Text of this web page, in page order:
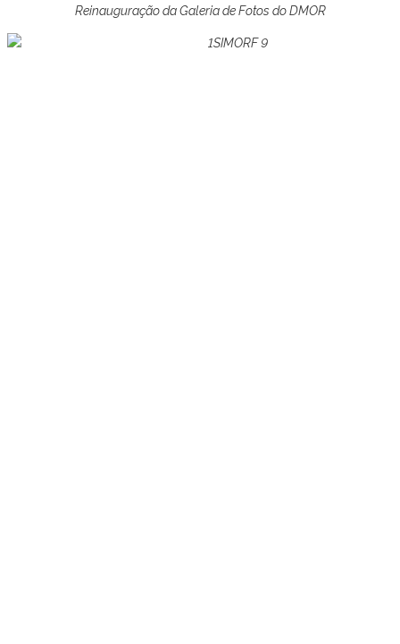
Reinauguração da Galeria de Fotos do DMOR